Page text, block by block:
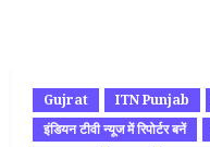
Gujrat ITN Punjab
इंडियन टीवी न्यूज में रिपोर्टर बनें